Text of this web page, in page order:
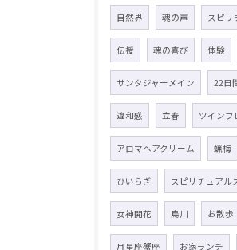
自然界 魂の声 スピリ
伝授 魂の喜び 体験
サンタジャーメイン 22日
違和感 立春 ツインフ
アロマヘアクリーム 蝋梅
ひいらぎ スピリチュアル
女神開花 烏川 お散歩
月星座蟹座 お家ランチ